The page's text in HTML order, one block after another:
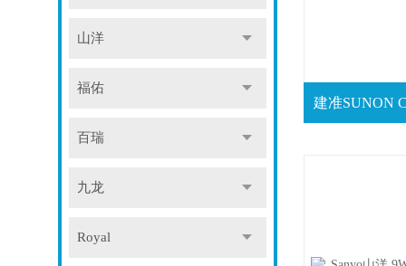
山洋
福佑
百瑞
九龙
Royal